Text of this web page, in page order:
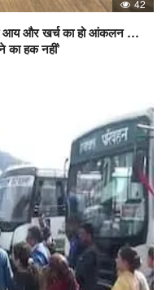
42
आय और खर्च का हो आंकलन …
का हक नहीं’